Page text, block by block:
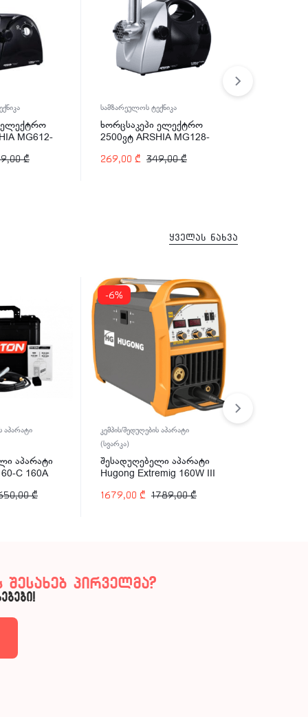
ელექტრო
MG612-
₾
სამზარეულოს ტექნიკა
ხორცსაკეპი ელექტრო
2500ვტ ARSHIA MG128-
349,00₾
269,00 ₾
ყველას ნახვა
აპარატი
აპარატი
C 160A
₾
-6%
კემპის/შედუღების აპარატი
(სვარკა)
შესადუღებელი აპარატი
Hugong Extremig 160W III
1789,00₾
1679,00 ₾
პირველმა?